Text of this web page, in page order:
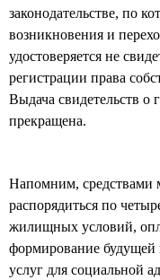
законодательстве, по
возникновения и
удостоверяется не
регистрации права
Выдача свидетельств о
прекращена.
Напомним, средствами
распорядиться по
жилищных условий,
формирование будущей
услуг для социальной